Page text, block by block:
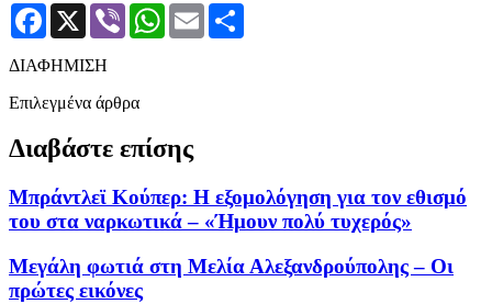
Facebook
X Viber WhatsApp
Email
ΔΙΑΦΗΜΙΣΗ
Επιλεγμένα άρθρα
Διαβάστε επίσης
Μπράντλεϊ Κούπερ: Η εξομολόγηση για τον εθισμό
του στα ναρκωτικά – «Ήμουν πολύ τυχερός»
Μεγάλη φωτιά στη Μελία Αλεξανδρούπολης – Οι
πρώτες εικόνες